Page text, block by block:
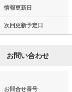
情報更新日
次回更新予定日
お問い合わせ
お問合せ番号